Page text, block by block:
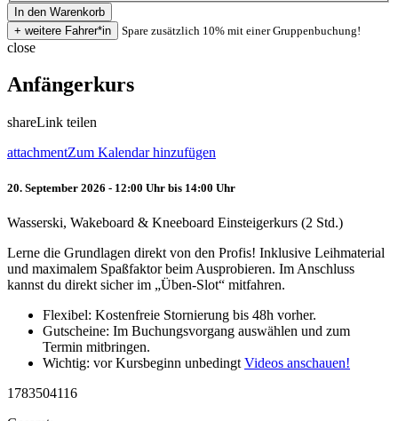
Spare zusätzlich 10% mit einer Gruppenbuchung!
close
Anfängerkurs
shareLink teilen
attachmentZum Kalendar hinzufügen
20. September 2026 - 12:00 Uhr bis 14:00 Uhr
Wasserski, Wakeboard & Kneeboard Einsteigerkurs (2 Std.)
Lerne die Grundlagen direkt von den Profis! Inklusive Leihmaterial
und maximalem Spaßfaktor beim Ausprobieren. Im Anschluss
kannst du direkt sicher im „Üben-Slot“ mitfahren.
Flexibel: Kostenfreie Stornierung bis 48h vorher.
Gutscheine: Im Buchungsvorgang auswählen und zum
Termin mitbringen.
Wichtig: vor Kursbeginn unbedingt Videos anschauen!
1783504116